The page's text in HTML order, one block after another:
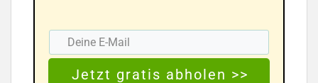
Jetzt gratis abholen >>